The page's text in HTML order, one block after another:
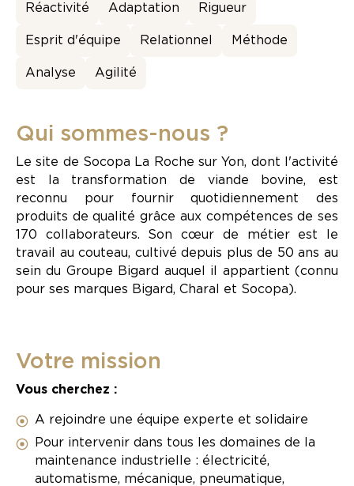
Qui sommes-nous ?
Le site de Socopa La Roche sur Yon, dont l'activité
est la transformation de viande bovine, est
reconnu pour fournir quotidiennement des
produits de qualité grâce aux compétences de ses
170 collaborateurs. Son cœur de métier est le
travail au couteau, cultivé depuis plus de 50 ans au
sein du Groupe Bigard auquel il appartient (connu
pour ses marques Bigard, Charal et Socopa).
Votre mission
Vous cherchez :
A rejoindre une équipe experte et solidaire
Pour intervenir dans tous les domaines de la
maintenance industrielle : électricité,
automatisme, mécanique, pneumatique,
Réactivité Adaptation Rigueur
Esprit d'équipe Relationnel Méthode
Analyse Agilité